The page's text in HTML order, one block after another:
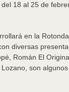
18 al 25 de
en la
diversas
Román El
son